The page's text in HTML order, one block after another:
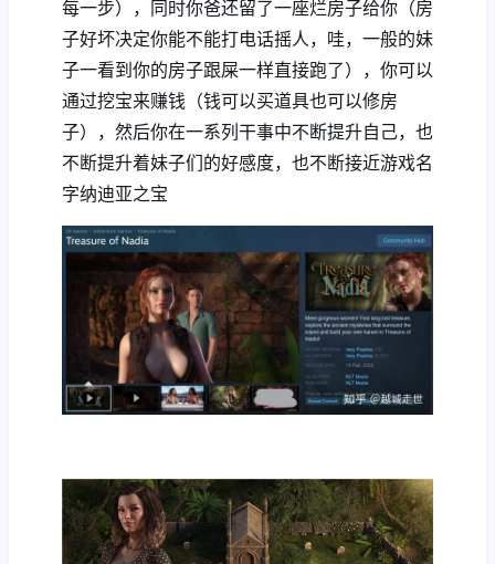
每一步），同时你爸还留了一座烂房子给你（房
子好坏决定你能不能打电话摇人，哇，一般的妹
子一看到你的房子跟屎一样直接跑了），你可以
通过挖宝来赚钱（钱可以买道具也可以修房
子），然后你在一系列干事中不断提升自己，也
不断提升着妹子们的好感度，也不断接近游戏名
字纳迪亚之宝